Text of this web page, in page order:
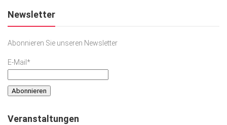
Newsletter
Abonnieren Sie unseren Newsletter
E-Mail*
Veranstaltungen